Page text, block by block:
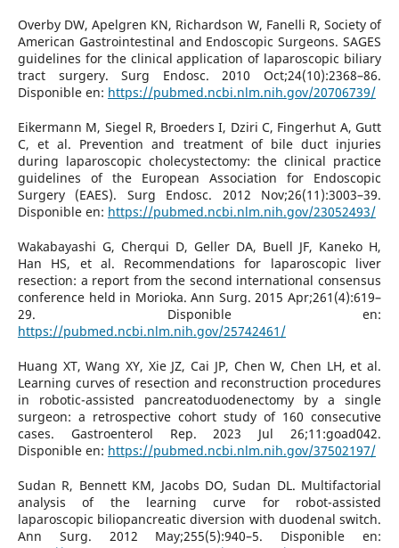
Overby DW, Apelgren KN, Richardson W, Fanelli R, Society of
American Gastrointestinal and Endoscopic Surgeons. SAGES
guidelines for the clinical application of laparoscopic biliary
tract surgery. Surg Endosc. 2010 Oct;24(10):2368–86.
Disponible en: https://pubmed.ncbi.nlm.nih.gov/20706739/
Eikermann M, Siegel R, Broeders I, Dziri C, Fingerhut A, Gutt
C, et al. Prevention and treatment of bile duct injuries
during laparoscopic cholecystectomy: the clinical practice
guidelines of the European Association for Endoscopic
Surgery (EAES). Surg Endosc. 2012 Nov;26(11):3003–39.
Disponible en: https://pubmed.ncbi.nlm.nih.gov/23052493/
Wakabayashi G, Cherqui D, Geller DA, Buell JF, Kaneko H,
Han HS, et al. Recommendations for laparoscopic liver
resection: a report from the second international consensus
conference held in Morioka. Ann Surg. 2015 Apr;261(4):619–
29. Disponible en:
https://pubmed.ncbi.nlm.nih.gov/25742461/
Huang XT, Wang XY, Xie JZ, Cai JP, Chen W, Chen LH, et al.
Learning curves of resection and reconstruction procedures
in robotic-assisted pancreatoduodenectomy by a single
surgeon: a retrospective cohort study of 160 consecutive
cases. Gastroenterol Rep. 2023 Jul 26;11:goad042.
Disponible en: https://pubmed.ncbi.nlm.nih.gov/37502197/
Sudan R, Bennett KM, Jacobs DO, Sudan DL. Multifactorial
analysis of the learning curve for robot-assisted
laparoscopic biliopancreatic diversion with duodenal switch.
Ann Surg. 2012 May;255(5):940–5. Disponible en: